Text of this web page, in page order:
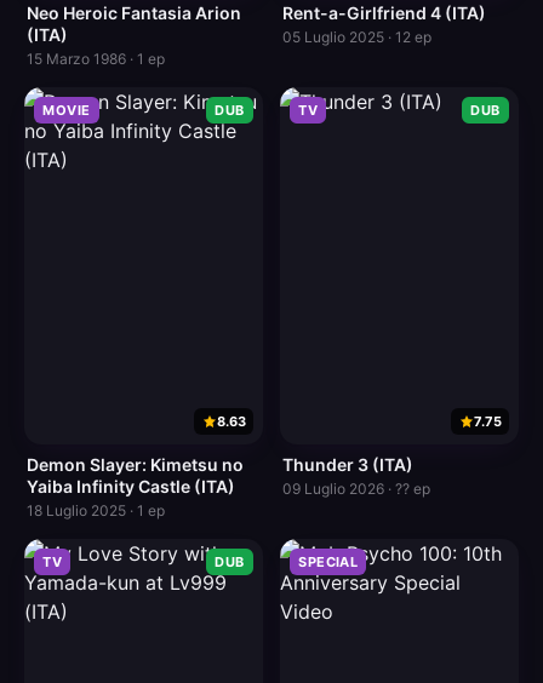
Neo Heroic Fantasia Arion
(ITA)
15 Marzo 1986 · 1 ep
Rent-a-Girlfriend 4 (ITA)
05 Luglio 2025 · 12 ep
MOVIE DUB
8.63
Demon Slayer: Kimetsu no
Yaiba Infinity Castle (ITA)
18 Luglio 2025 · 1 ep
TV DUB
7.75
Thunder 3 (ITA)
09 Luglio 2026 · ?? ep
TV DUB SPECIAL